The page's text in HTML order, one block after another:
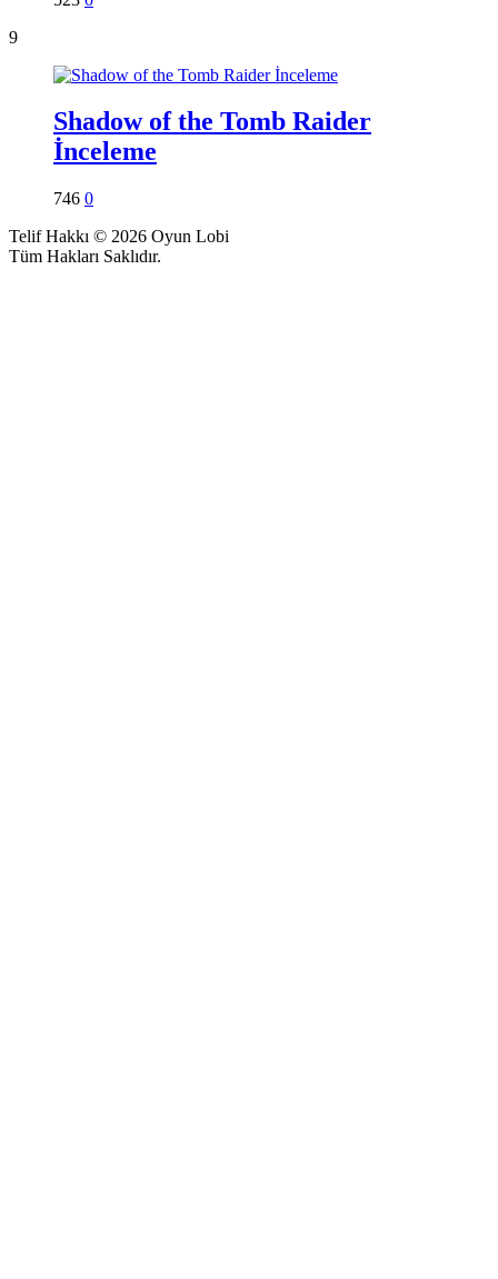
9
Shadow of the Tomb Raider
İnceleme
746 0
Telif Hakkı © 2026 Oyun Lobi
Tüm Hakları Saklıdır.